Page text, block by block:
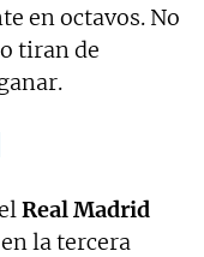
en octavos. No
tiran de
Real Madrid
en la tercera